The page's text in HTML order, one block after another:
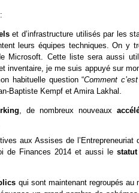
et d’infrastructure utilisés par les
leurs équipes techniques. On y
Microsoft. Cette liste sera aussi
inventaire, je me suis appuyé sur
habituelle question “Comment
Baptiste Kempf et Amira Lakhal.
, de nombreux nouveaux
aux Assises de l’Entrepreneuriat
de Finances 2014 et aussi le
qui sont maintenant regroupés au